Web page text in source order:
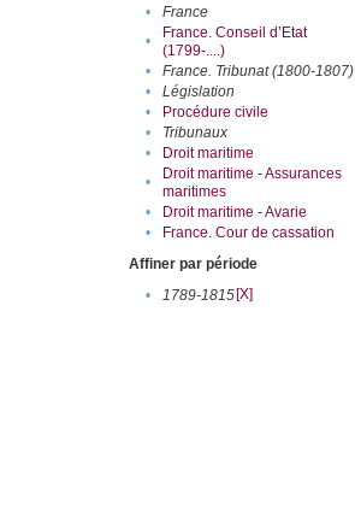
•
France
•
France. Conseil d’Etat
(1799-....)
• France. Tribunat (1800-1807)
•
Législation
•
Procédure civile
•
Tribunaux
•
Droit maritime
•
Droit maritime - Assurances
maritimes
• Droit maritime - Avarie
•
France. Cour de cassation
Affiner par période
•
1789-1815[X]